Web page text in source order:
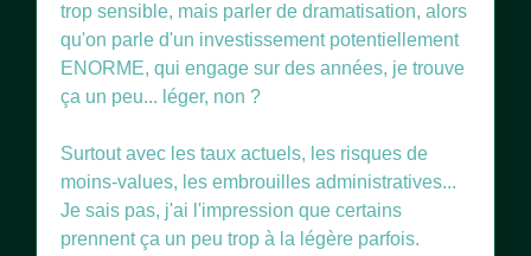
trop sensible, mais parler de dramatisation, alors
qu'on parle d'un investissement potentiellement
ENORME, qui engage sur des années, je trouve
ça un peu... léger, non ?
Surtout avec les taux actuels, les risques de
moins-values, les embrouilles administratives...
Je sais pas, j'ai l'impression que certains
prennent ça un peu trop à la légère parfois.